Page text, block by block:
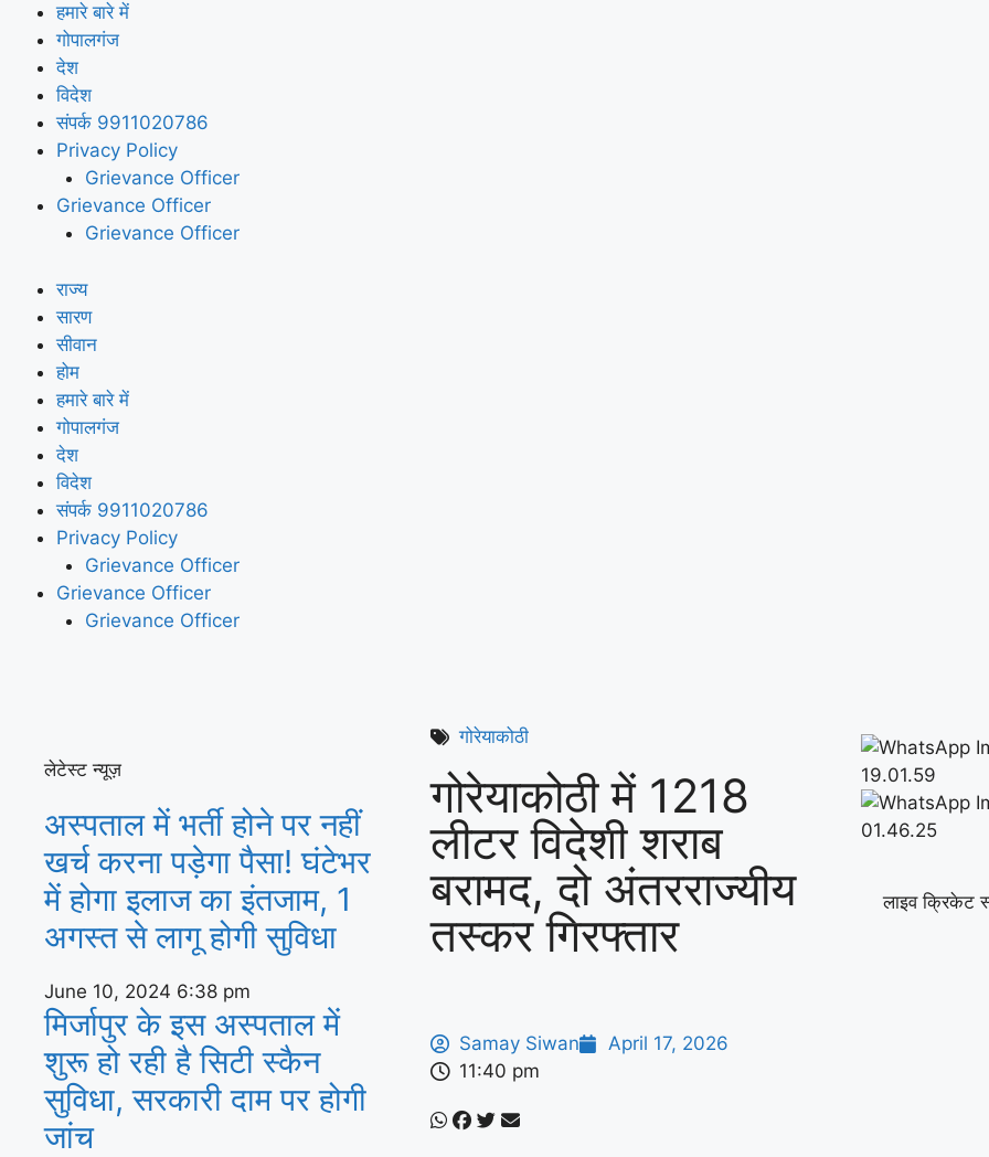
हमारे बारे में
गोपालगंज
देश
विदेश
संपर्क 9911020786
Privacy Policy
Grievance Officer
Grievance Officer
Grievance Officer
राज्य
सारण
सीवान
होम
हमारे बारे में
गोपालगंज
देश
विदेश
संपर्क 9911020786
Privacy Policy
Grievance Officer
Grievance Officer
Grievance Officer
लेटेस्ट न्यूज़
अस्‍पताल में भर्ती होने पर नहीं
खर्च करना पड़ेगा पैसा! घंटेभर
में होगा इलाज का इंतजाम, 1
अगस्‍त से लागू होगी सुविधा
June 10, 2024 6:38 pm
मिर्जापुर के इस अस्पताल में
शुरू हो रही है सिटी स्कैन
सुविधा, सरकारी दाम पर होगी
जांच
गोरेयाकोठी
गोरेयाकोठी में 1218
लीटर विदेशी शराब
बरामद, दो अंतरराज्यीय
तस्कर गिरफ्तार
Samay Siwan
April 17, 2026
11:40 pm
लाइव क्रिकेट